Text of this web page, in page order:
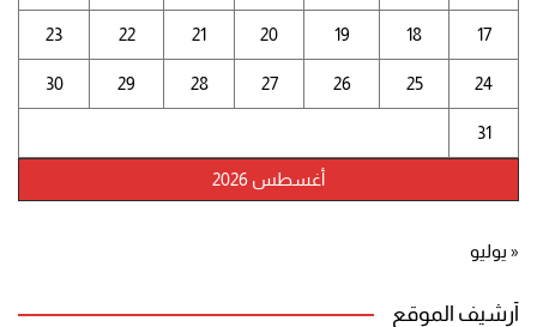
أغسطس 2026
17
18
19
20
21
22
23
24
25
26
27
28
29
30
31
« يوليو
أرشيف الموقع